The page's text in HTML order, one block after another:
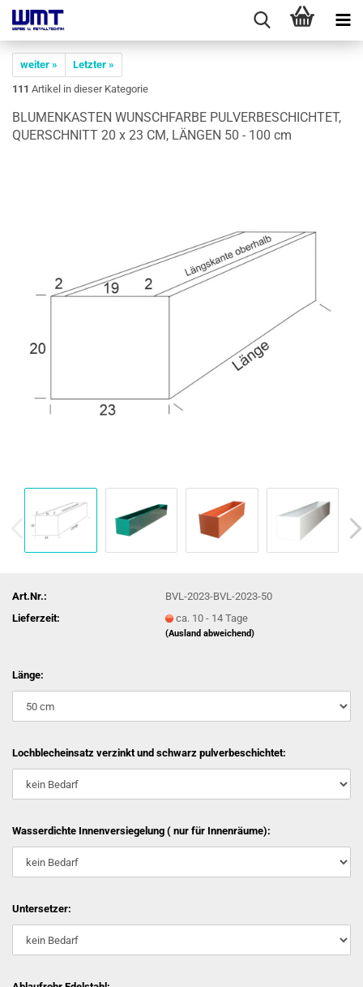
weiter »
Letzter »
111 Artikel in dieser Kategorie
BLU­MEN­KAS­TEN WUNSCH­FAR­BE PUL­VER­BE­SCHICH­TET,
QUER­SCHNITT 20 x 23 CM, LÄN­GEN 50 - 100 cm
Art.Nr.:
BVL-2023-BVL-2023-50
Lieferzeit:
ca. 10 - 14 Tage
(Ausland abweichend)
Länge:
Lochblecheinsatz verzinkt und schwarz pulverbeschichtet:
Wasserdichte Innenversiegelung ( nur für Innenräume):
Untersetzer: